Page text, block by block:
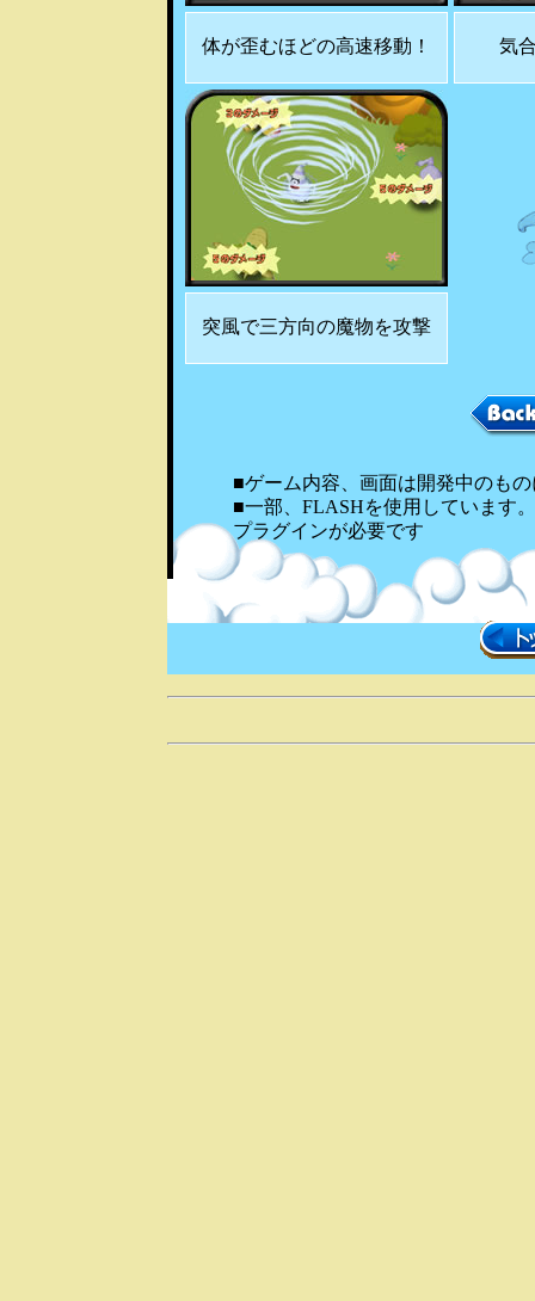
体が歪むほどの高速移動！ 気
突風で三方向の魔物を攻撃
■ゲーム内容、画面は開発中のも
■一部、FLASHを使用しています
プラグインが必要です